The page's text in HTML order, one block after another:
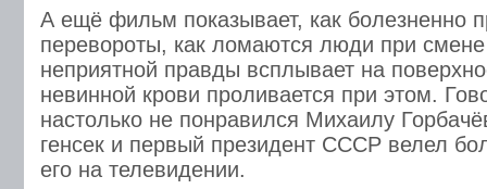
А ещё фильм показывает, как болезненно
перевороты, как ломаются люди при смене
неприятной правды всплывает на
невинной крови проливается при этом.
настолько не понравился Михаилу
генсек и первый президент СССР велел
его на телевидении.